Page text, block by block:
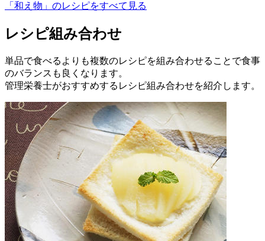
「和え物」のレシピをすべて見る
レシピ組み合わせ
単品で食べるよりも複数のレシピを組み合わせることで食事
のバランスも良くなります。
管理栄養士がおすすめするレシピ組み合わせを紹介します。